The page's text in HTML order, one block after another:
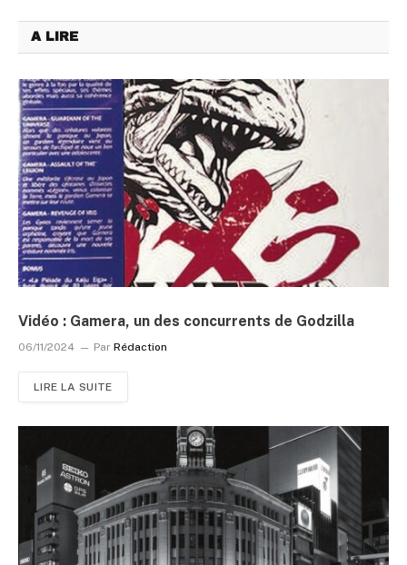
A LIRE
Vidéo : Gamera, un des concurrents de Godzilla
06/11/2024 Par Rédaction
LIRE LA SUITE